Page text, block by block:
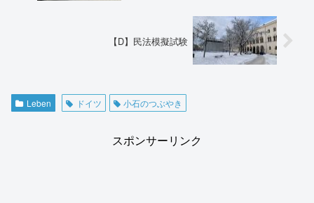
【D】民法模擬試験
Leben ドイツ 小石のつぶやき
スポンサーリンク